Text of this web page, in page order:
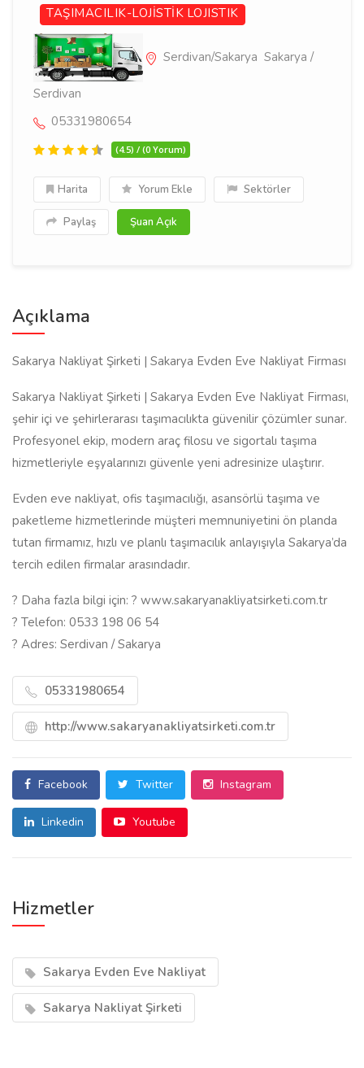
TAŞIMACILIK-LOJİSTİK LOJISTIK
Serdivan/Sakarya Sakarya /
Serdivan
05331980654
(4.5) / (0 Yorum)
Harita Yorum Ekle Sektörler
Paylaş Şuan Açık
Açıklama
Sakarya Nakliyat Şirketi | Sakarya Evden Eve Nakliyat Firması
Sakarya Nakliyat Şirketi | Sakarya Evden Eve Nakliyat Firması,
şehir içi ve şehirlerarası taşımacılıkta güvenilir çözümler sunar.
Profesyonel ekip, modern araç filosu ve sigortalı taşıma
hizmetleriyle eşyalarınızı güvenle yeni adresinize ulaştırır.
Evden eve nakliyat, ofis taşımacılığı, asansörlü taşıma ve
paketleme hizmetlerinde müşteri memnuniyetini ön planda
tutan firmamız, hızlı ve planlı taşımacılık anlayışıyla Sakarya’da
tercih edilen firmalar arasındadır.
? Daha fazla bilgi için: ? www.sakaryanakliyatsirketi.com.tr
? Telefon: 0533 198 06 54
? Adres: Serdivan / Sakarya
05331980654
http://www.sakaryanakliyatsirketi.com.tr
Facebook Twitter Instagram
Linkedin Youtube
Hizmetler
Sakarya Evden Eve Nakliyat
Sakarya Nakliyat Şirketi